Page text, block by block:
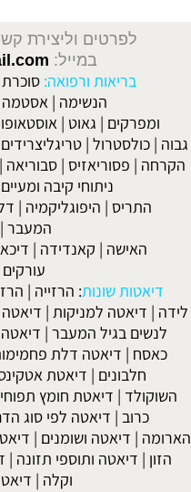
לפרטים וליצירת קשר בנייד:
במייל:
בריאות ורפואה: סוכרת
הנשימה | אסטמה
ומפרקים | גאוט |
גבוה |כולסטרול |טריגליצרידים
הקרחה | פסוריאזיס |סבוריאה |
ניתוחי קיבה ומעיים
התריס | היפוגליקמיה |
המעבר |
האישה | קאנדידה |
עורקים
דיאטות שונות: הרזייה |
לידה | דיאטה למניקות |
לנשים בגיל המעבר |
כאסח | דיאטה דלת
חלבונים | דיאטת
השוקולד | דיאטת חומץ
כרוב | דיאטה לפי סוג
הארומה | דיאטה ושומנים |
הזון | דיאטה ותוספי תזונה |
וקלה |